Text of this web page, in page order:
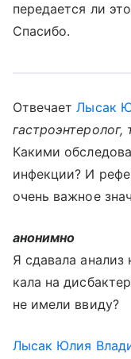
передается ли
Спасибо.
ОтвечаетЛысак
гастроэнтеролог,
Какими
инфекции? И
очень важное
анонимно
Я сдавала
кала на
не имели ввиду?
Лысак Юлия